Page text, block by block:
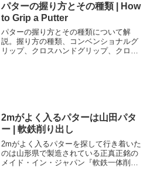
パターの握り方とその種類 | How
to Grip a Putter
パターの握り方とその種類について解
説。握り方の種類、コンベンショナルグ
リップ、クロスハンドグリップ、クロー
2mがよく入るパターは山田パタ
ー | 軟鉄削り出し
2mがよく入るパターを探して行き着いた
のは山形県で製造されている正真正銘の
メイド・イン・ジャパン『軟鉄一体削り